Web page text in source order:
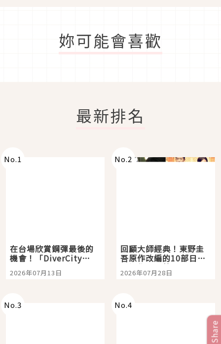
妳可能會喜歡
最新排名
No.1
在台場欣賞鋼彈最後的
機會！「DiverCity
Tokyo Plaza」搭船、
購物、美食及夜景，一
2026年07月13日
No.2
回顧大師經典！東野圭
吾原作改編的10部日本
影視作品推薦
2026年07月28日
No.3 No.4
Share